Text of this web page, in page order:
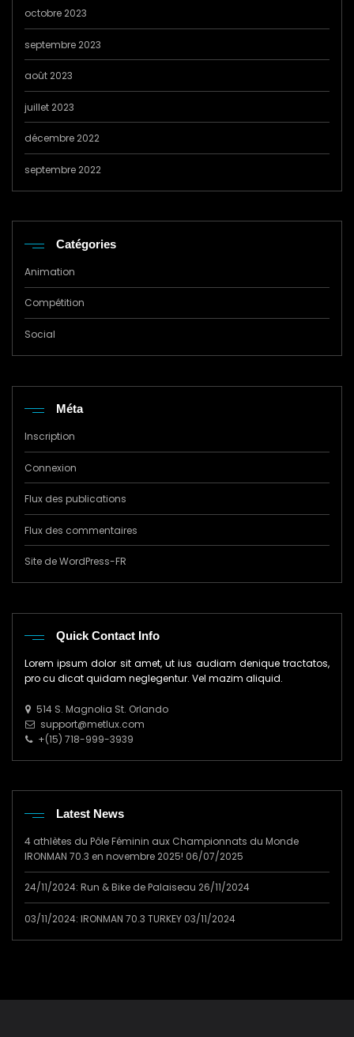
octobre 2023
septembre 2023
août 2023
juillet 2023
décembre 2022
septembre 2022
Catégories
Animation
Compétition
Social
Méta
Inscription
Connexion
Flux des publications
Flux des commentaires
Site de WordPress-FR
Quick Contact Info
Lorem ipsum dolor sit amet, ut ius audiam denique tractatos,
pro cu dicat quidam neglegentur. Vel mazim aliquid.
514 S. Magnolia St. Orlando
support@metlux.com
+(15) 718-999-3939
Latest News
4 athlètes du Pôle Féminin aux Championnats du Monde
IRONMAN 70.3 en novembre 2025! 06/07/2025
24/11/2024: Run & Bike de Palaiseau 26/11/2024
03/11/2024: IRONMAN 70.3 TURKEY 03/11/2024